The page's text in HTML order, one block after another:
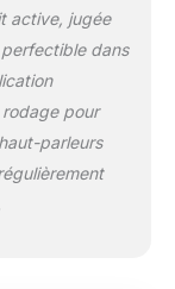
la
au
S2e
24
avec
active, jugée
dans
rodage pour
parleurs